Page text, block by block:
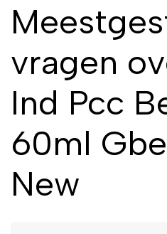
vragen
Ind Pcc
60ml
New